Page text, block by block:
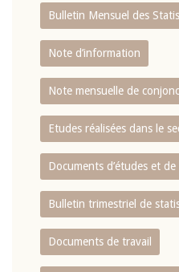
Bulletin Mensuel des
Note d’information
Note mensuelle de
Etudes réalisées dans le
Documents d’études et
Bulletin trimestriel de
Documents de travail